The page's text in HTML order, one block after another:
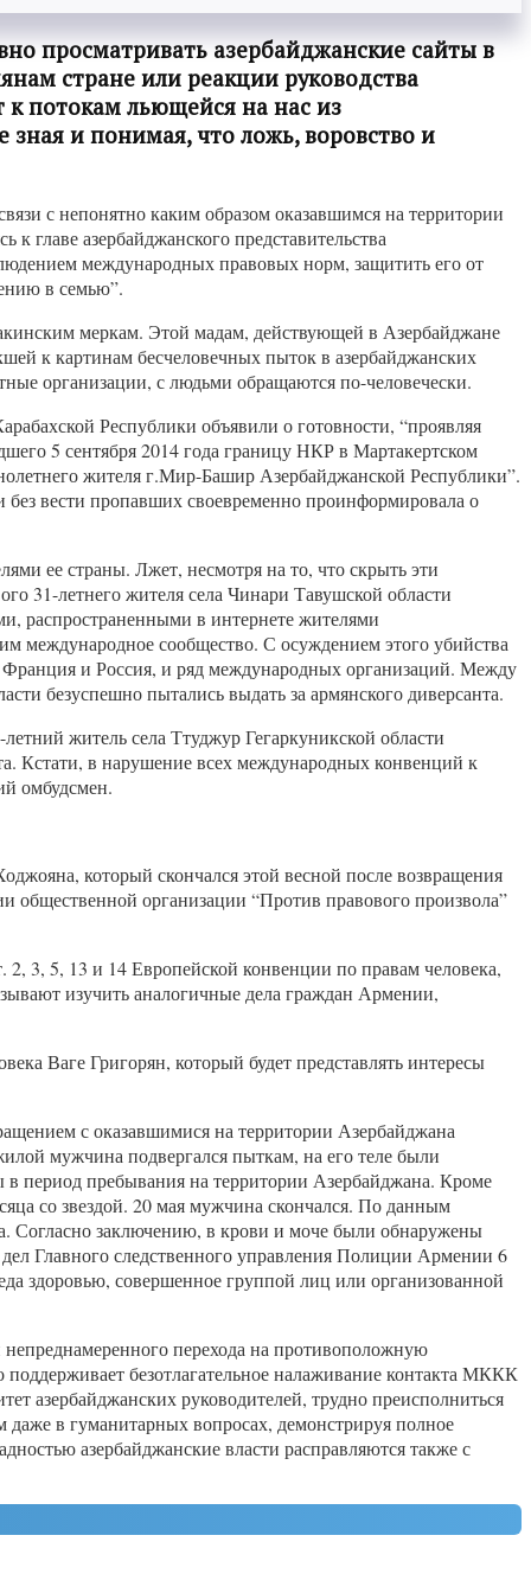
просматривать азербайджанские сайты в
стране или реакции руководства
потокам льющейся на нас из
и понимая, что ложь, воровство и
с непонятно каким образом оказавшимся на территории
азербайджанского представительства
международных правовых норм, защитить его от
в семью”.
меркам. Этой мадам, действующей в Азербайджане
к картинам бесчеловечных пыток в азербайджанских
организации, с людьми обращаются по-человечески.
Республики объявили о готовности, “проявляя
5 сентября 2014 года границу НКР в Мартакертском
жителя г.Мир-Башир Азербайджанской Республики”.
вести пропавших своевременно проинформировала о
ее страны. Лжет, несмотря на то, что скрыть эти
31-летнего жителя села Чинари Тавушской области
распространенными в интернете жителями
международное сообщество. С осуждением этого убийства
и Россия, и ряд международных организаций. Между
безуспешно пытались выдать за армянского диверсанта.
житель села Ттуджур Гегаркуникской области
Кстати, в нарушение всех международных конвенций к
омбудсмен.
который скончался этой весной после возвращения
общественной организации “Против правового произвола”
3, 5, 13 и 14 Европейской конвенции по правам человека,
изучить аналогичные дела граждан Армении,
Ваге Григорян, который будет представлять интересы
с оказавшимися на территории Азербайджана
мужчина подвергался пыткам, на его теле были
период пребывания на территории Азербайджана. Кроме
со звездой. 20 мая мужчина скончался. По данным
Согласно заключению, в крови и моче были обнаружены
Главного следственного управления Полиции Армении 6
здоровью, совершенное группой лиц или организованной
перехода на противоположную
безотлагательное налаживание контакта МККК
азербайджанских руководителей, трудно преисполниться
в гуманитарных вопросах, демонстрируя полное
азербайджанские власти расправляются также с